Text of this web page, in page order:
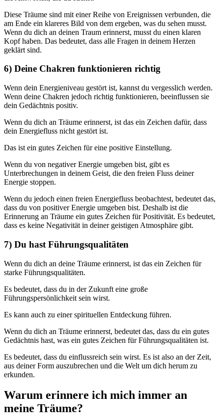
Diese Träume sind mit einer Reihe von Ereignissen verbunden, die
am Ende ein klareres Bild von dem ergeben, was du sehen musst.
Wenn du dich an deinen Traum erinnerst, musst du einen klaren
Kopf haben. Das bedeutet, dass alle Fragen in deinem Herzen
geklärt sind.
6) Deine Chakren funktionieren richtig
Wenn dein Energieniveau gestört ist, kannst du vergesslich werden.
Wenn deine Chakren jedoch richtig funktionieren, beeinflussen sie
dein Gedächtnis positiv.
Wenn du dich an Träume erinnerst, ist das ein Zeichen dafür, dass
dein Energiefluss nicht gestört ist.
Das ist ein gutes Zeichen für eine positive Einstellung.
Wenn du von negativer Energie umgeben bist, gibt es
Unterbrechungen in deinem Geist, die den freien Fluss deiner
Energie stoppen.
Wenn du jedoch einen freien Energiefluss beobachtest, bedeutet das,
dass du von positiver Energie umgeben bist. Deshalb ist die
Erinnerung an Träume ein gutes Zeichen für Positivität. Es bedeutet,
dass es keine Negativität in deiner geistigen Atmosphäre gibt.
7) Du hast Führungsqualitäten
Wenn du dich an deine Träume erinnerst, ist das ein Zeichen für
starke Führungsqualitäten.
Es bedeutet, dass du in der Zukunft eine große
Führungspersönlichkeit sein wirst.
Es kann auch zu einer spirituellen Entdeckung führen.
Wenn du dich an Träume erinnerst, bedeutet das, dass du ein gutes
Gedächtnis hast, was ein gutes Zeichen für Führungsqualitäten ist.
Es bedeutet, dass du einflussreich sein wirst. Es ist also an der Zeit,
aus deiner Form auszubrechen und die Welt um dich herum zu
erkunden.
Warum erinnere ich mich immer an
meine Träume?